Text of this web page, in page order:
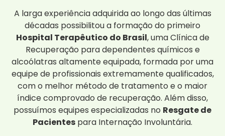
A larga experiência adquirida ao longo das últimas
décadas possibilitou a formação do primeiro
Hospital Terapêutico do Brasil, uma Clínica de
Recuperação para dependentes químicos e
alcoólatras altamente equipada, formada por uma
equipe de profissionais extremamente qualificados,
com o melhor método de tratamento e o maior
índice comprovado de recuperação. Além disso,
possuímos equipes especializadas no Resgate de
Pacientes para Internação Involuntária.